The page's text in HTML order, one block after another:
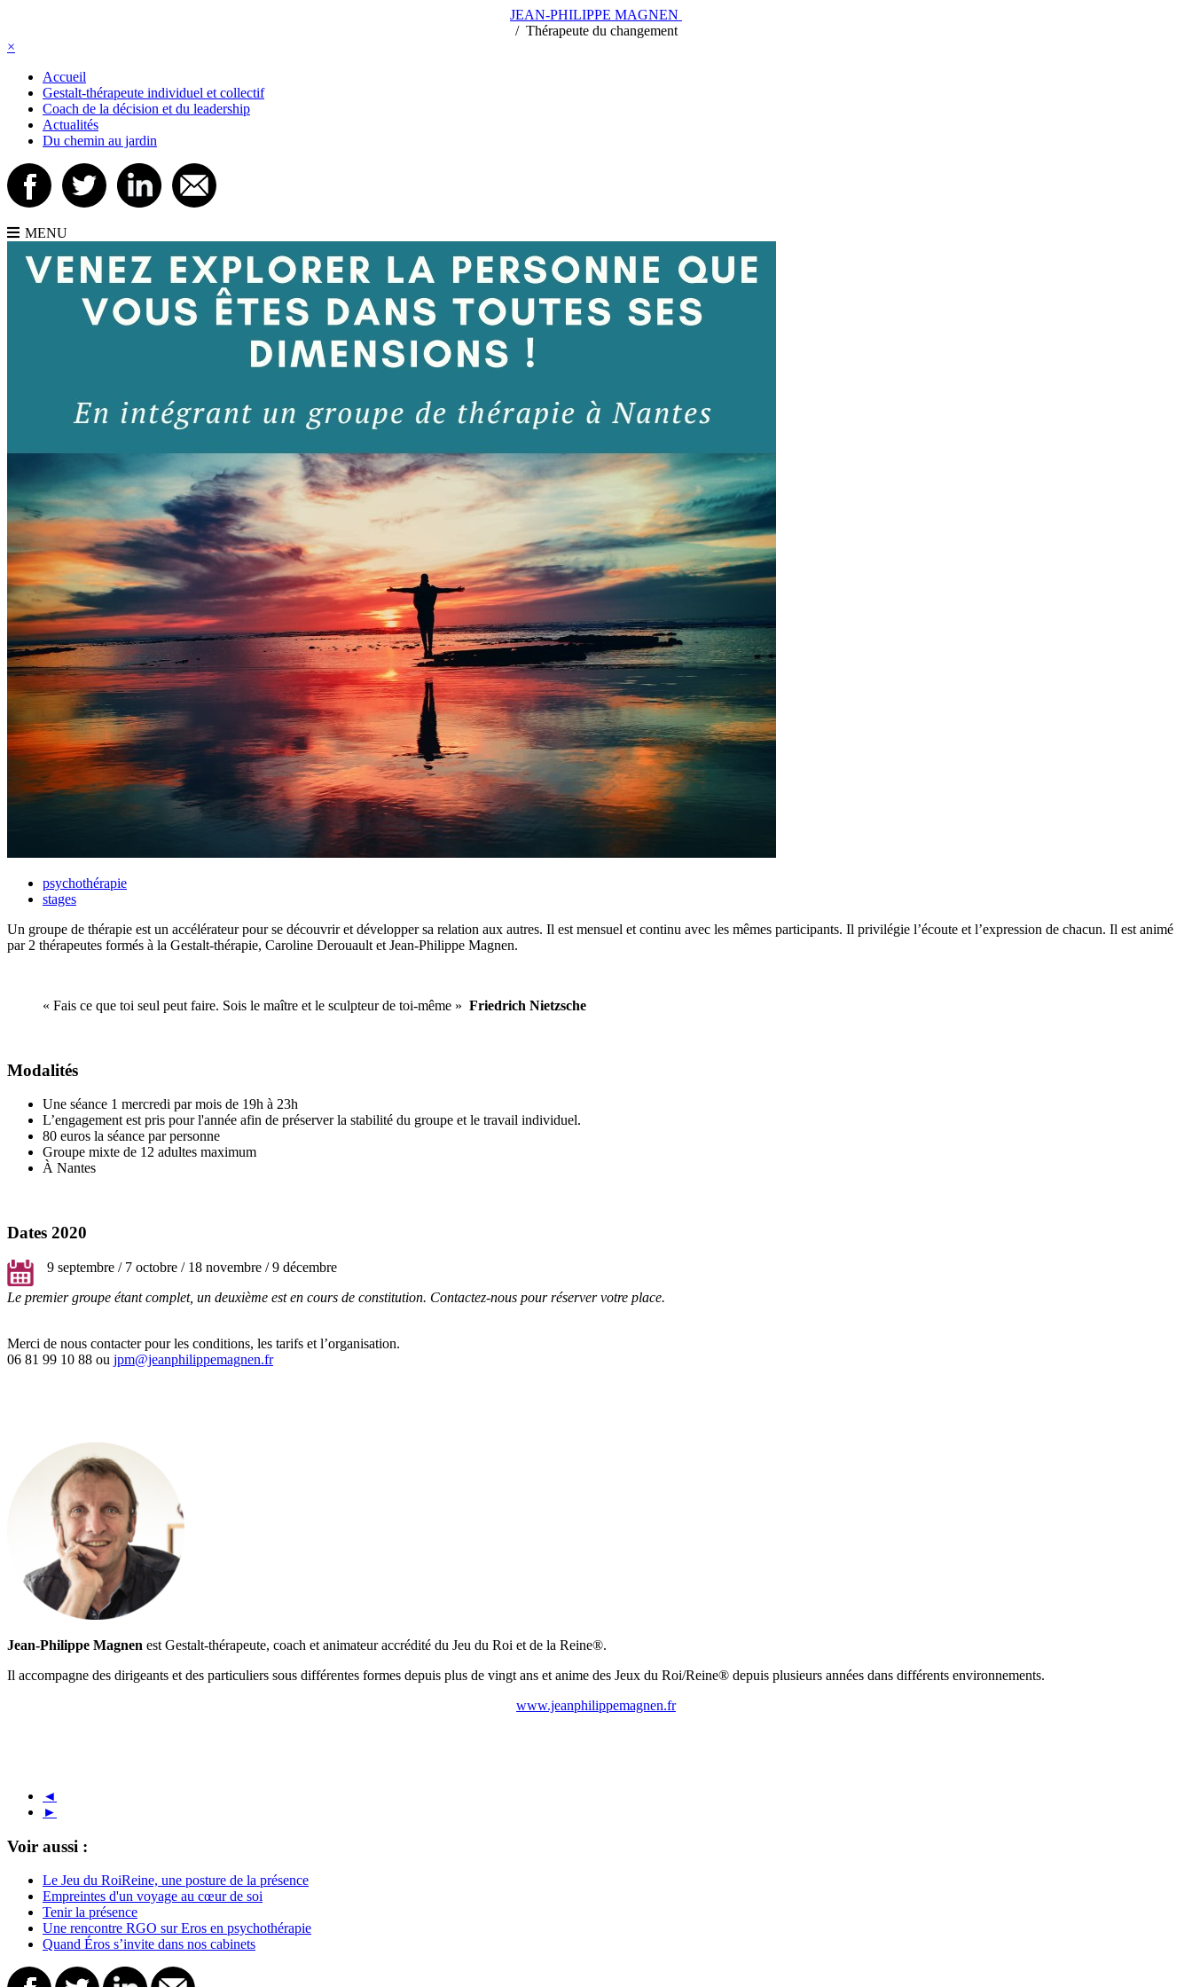
JEAN-PHILIPPE MAGNEN
// Thérapeute du changement
×
Accueil
Gestalt-thérapeute individuel et collectif
Coach de la décision et du leadership
Actualités
Du chemin au jardin
MENU
psychothérapie
stages
Un groupe de thérapie est un accélérateur pour se découvrir et développer sa relation aux autres. Il est mensuel et continu avec les mêmes participants. Il privilégie l’écoute et l’expression de chacun. Il est animé
par 2 thérapeutes formés à la Gestalt-thérapie, Caroline Derouault et Jean-Philippe Magnen.
« Fais ce que toi seul peut faire. Sois le maître et le sculpteur de toi-même » Friedrich Nietzsche
Modalités
Une séance 1 mercredi par mois de 19h à 23h
L’engagement est pris pour l'année afin de préserver la stabilité du groupe et le travail individuel.
80 euros la séance par personne
Groupe mixte de 12 adultes maximum
À Nantes
Dates 2020
9 septembre / 7 octobre / 18 novembre / 9 décembre
Le premier groupe étant complet, un deuxième est en cours de constitution. Contactez-nous pour réserver votre place.
Merci de nous contacter pour les conditions, les tarifs et l’organisation.
06 81 99 10 88 ou jpm@jeanphilippemagnen.fr
Jean-Philippe Magnen est Gestalt-thérapeute, coach et animateur accrédité du Jeu du Roi et de la Reine®.
Il accompagne des dirigeants et des particuliers sous différentes formes depuis plus de vingt ans et anime des Jeux du Roi/Reine® depuis plusieurs années dans différents environnements.
www.jeanphilippemagnen.fr
◄
►
Voir aussi :
Le Jeu du RoiReine, une posture de la présence
Empreintes d'un voyage au cœur de soi
Tenir la présence
Une rencontre RGO sur Eros en psychothérapie
Quand Éros s’invite dans nos cabinets